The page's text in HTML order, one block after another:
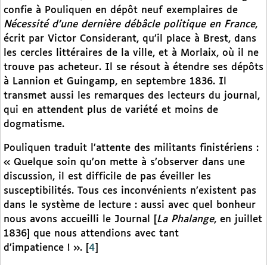
confie à Pouliquen en dépôt neuf exemplaires de
Nécessité d’une dernière débâcle politique en France,
écrit par Victor Considerant, qu’il place à Brest, dans
les cercles littéraires de la ville, et à Morlaix, où il ne
trouve pas acheteur. Il se résout à étendre ses dépôts
à Lannion et Guingamp, en septembre 1836. Il
transmet aussi les remarques des lecteurs du journal,
qui en attendent plus de variété et moins de
dogmatisme.
Pouliquen traduit l’attente des militants finistériens :
« Quelque soin qu’on mette à s’observer dans une
discussion, il est difficile de pas éveiller les
susceptibilités. Tous ces inconvénients n’existent pas
dans le système de lecture : aussi avec quel bonheur
nous avons accueilli le Journal [ La Phalange, en juillet
1836] que nous attendions avec tant
d’impatience ! ».
4